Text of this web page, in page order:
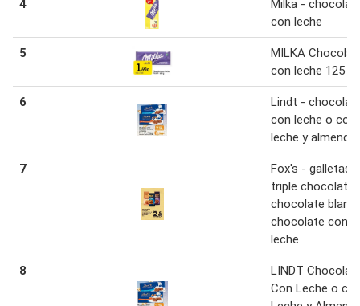
4
Milka -
con leche
5
MILKA
con leche 125 g
6
Lindt -
con leche o con
leche y
7
Fox's - galletas
triple chocolate,
chocolate
chocolate con
leche
8
LINDT
Con Leche o